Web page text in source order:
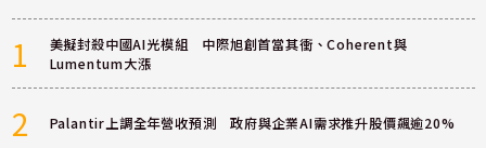
1
美擬封殺中國AI光模組 中際旭創首當其衝、Coherent與
Lumentum大漲
2 Palantir上調全年營收預測 政府與企業AI需求推升股價飆逾20%